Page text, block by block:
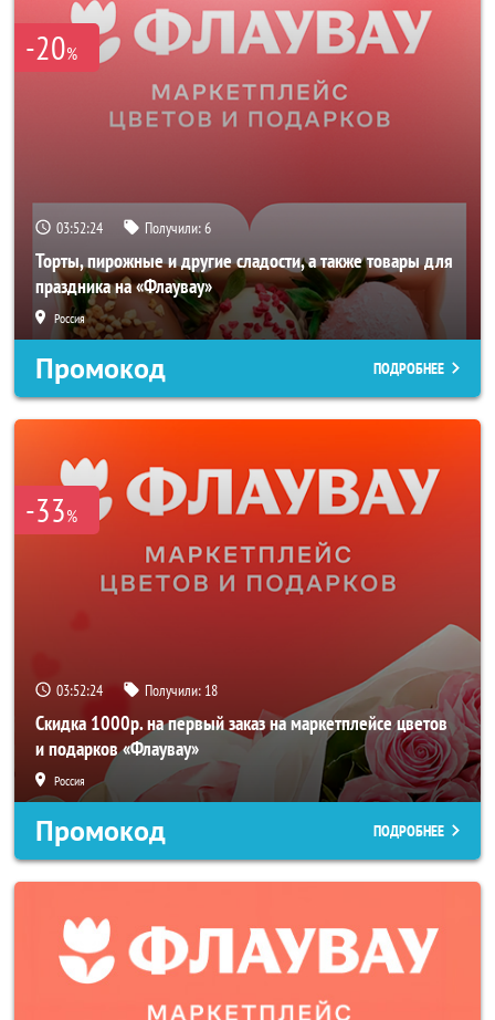
-20%
03:52:24 Получили:6
Торты, пирожные и другие сладости, а также товары для
праздника на «Флаувау»
Россия
Промокод ПОДРОБНЕЕ
-33%
03:52:24 Получили: 18
Скидка 1000р. на первый заказ на маркетплейсе цветов
и подарков «Флаувау»
Россия
Промокод ПОДРОБНЕЕ